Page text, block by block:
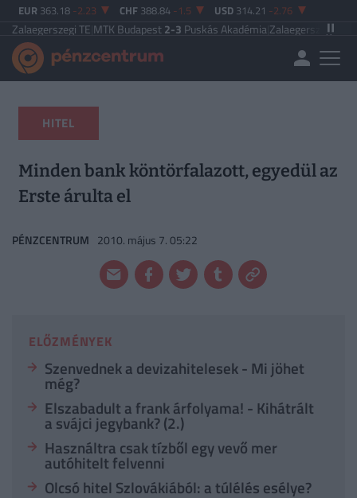
EUR 363.18 -2.23 CHF 388.84 -1.5 USD 314.21 -2.76
TE|MTK Budapest2-3Puskás Akadémia|Zalaegerszegi TE5-2 Paksi FC
HITEL
Minden bank köntörfalazott, egyedül az
Erste árulta el
PÉNZCENTRUM 2010. május 7. 05:22
ELŐZMÉNYEK
Szenvednek a devizahitelesek - Mi jöhet
még?
Elszabadult a frank árfolyama! - Kihátrált
a svájci jegybank? (2.)
Használtra csak tízből egy vevő mer
autóhitelt felvenni
Olcsó hitel Szlovákiából: a túlélés esélye?